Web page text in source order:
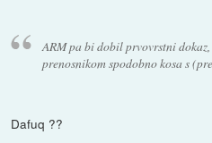
ARM pa bi dobil prvovrstni
prenosnikom spodobno kosa s
Dafuq ??